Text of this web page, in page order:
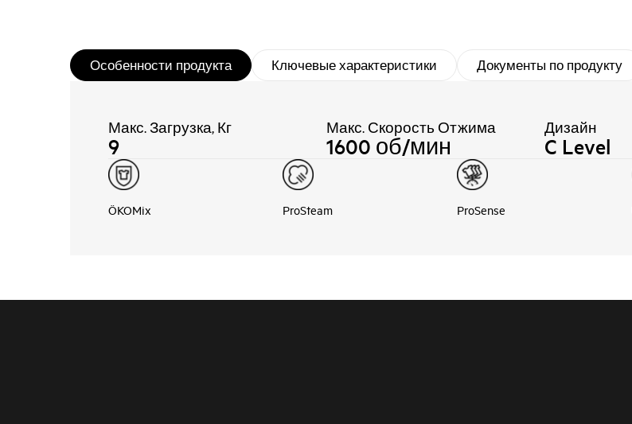
Особенности продукта Ключевые характеристики Документы по продукту
Макс. Загрузка, Кг
9
Макс. Скорость Отжима
1600 об/мин
Дизайн
C Level
ÖKOMix ProSteam ProSense